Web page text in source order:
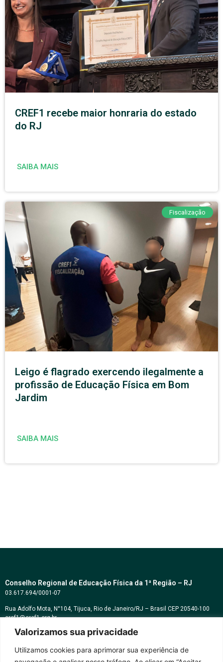
Valorizamos sua privacidade
Utilizamos cookies para aprimorar sua experiência de
CREF1 recebe maior honraria do estado
do RJ
SAIBA MAIS
Fiscalização
Leigo é flagrado exercendo ilegalmente a
profissão de Educação Física em Bom
Jardim
SAIBA MAIS
Conselho Regional de Educação Física da 1ª Região – RJ
03.617.694/0001-07
Rua Adolfo Mota, N°104, Tijuca, Rio de Janeiro/RJ – Brasil CEP 20540-100
cref1@cref1.org.br
Assessoria de comunicação: